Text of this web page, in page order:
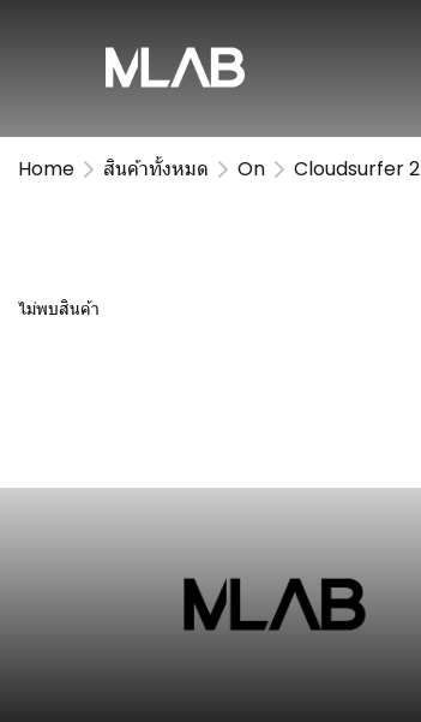
Home สินค้าทั้งหมด On Cloudsurfer 2
ไม่พบสินค้า